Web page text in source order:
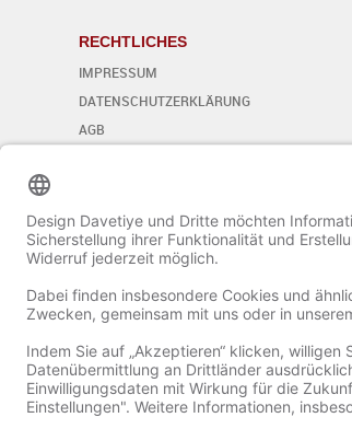
RECHTLICHES
IMPRESSUM
DATENSCHUTZERKLÄRUNG
AGB